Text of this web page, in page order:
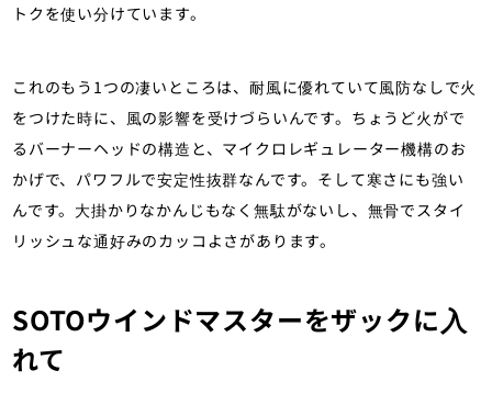
トクを使い分けています。
これのもう1つの凄いところは、耐風に優れていて風防なしで火
をつけた時に、風の影響を受けづらいんです。ちょうど火がで
るバーナーヘッドの構造と、マイクロレギュレーター機構のお
かげで、パワフルで安定性抜群なんです。そして寒さにも強い
んです。大掛かりなかんじもなく無駄がないし、無骨でスタイ
リッシュな通好みのカッコよさがあります。
SOTOウインドマスターをザックに入
れて